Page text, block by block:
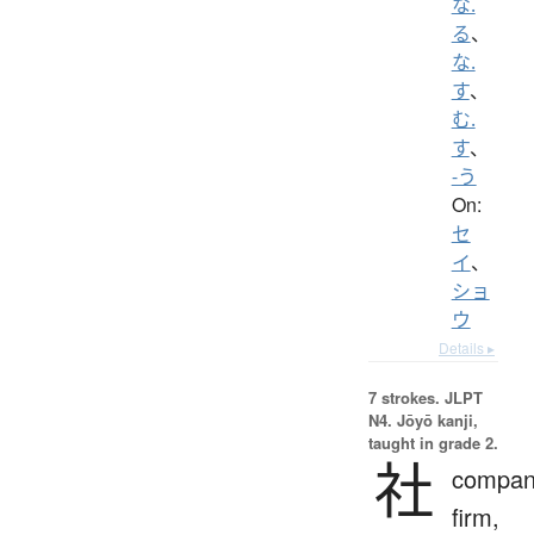
る、
な.
す、
む.
す、
-う
On:
セ
イ、
ショ
ウ
Details ▸
7 strokes. JLPT
N4. Jōyō kanji,
taught in grade 2.
社 firm,